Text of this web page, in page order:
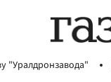
"Уралдронзавода"